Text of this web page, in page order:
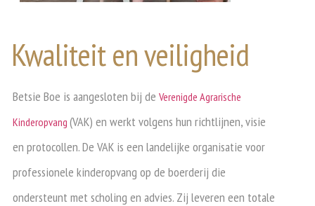
Kwaliteit en veiligheid
Betsie Boe is aangesloten bij de Verenigde Agrarische
Kinderopvang (VAK) en werkt volgens hun richtlijnen, visie
en protocollen. De VAK is een landelijke organisatie voor
professionele kinderopvang op de boerderij die
ondersteunt met scholing en advies. Zij leveren een totale